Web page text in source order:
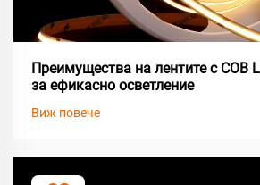
Преимущества на лентите с COB
за ефикасно осветление
Виж повече